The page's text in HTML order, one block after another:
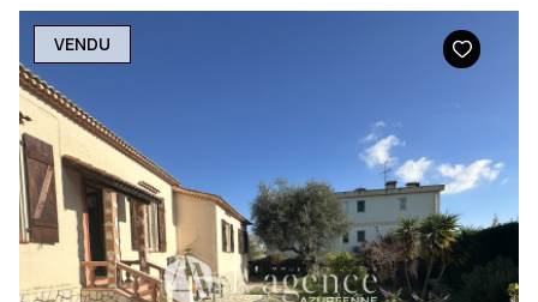
VENDU